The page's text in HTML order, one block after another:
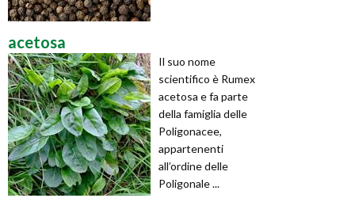
acetosa
Il suo nome
scientifico è Rumex
acetosa e fa parte
della famiglia delle
Poligonacee,
appartenenti
all’ordine delle
Poligonale ...